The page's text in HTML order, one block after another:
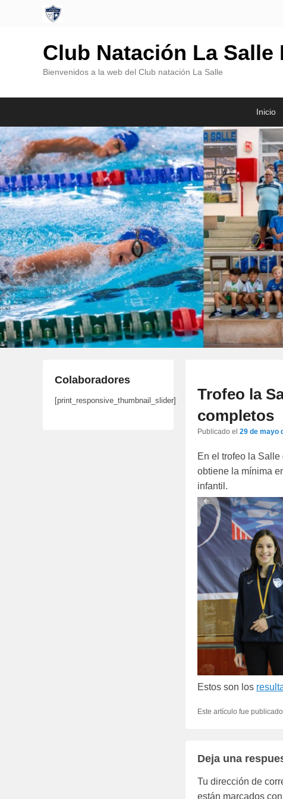
Club Natación La Salle
Bienvenidos a la web del Club natación La Salle
contenido
principal
contenido
secundario
Inicio
Trofeo la
completos
Publicado el 29 de mayo
En el trofeo la
obtiene la mínima
infantil.
Estos son los
Este artículo fue
Deja una
Tu dirección de
están marcados con
Colaboradores
[print_responsive_thumbnail_slider]